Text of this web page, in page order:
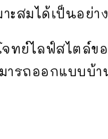
ะสมได้เป็นอย่า
ย์ไลฟ์สไตล์ข
รถออกแบบบ้า